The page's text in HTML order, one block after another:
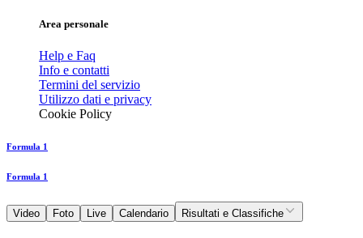
Area personale
Help e Faq
Info e contatti
Termini del servizio
Utilizzo dati e privacy
Cookie Policy
Formula 1
Formula 1
Video Foto Live Calendario Risultati e Classifiche